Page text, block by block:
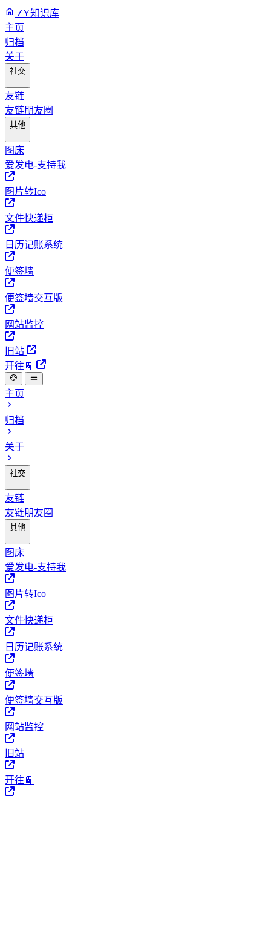
ZY知识库
主页
归档
关于
社交
友链
友链朋友圈
其他
图床
爱发电-支持我
图片转Ico
文件快递柜
日历记账系统
便签墙
便签墙交互版
网站监控
旧站
开往🚆
主页
归档
关于
社交
友链
友链朋友圈
其他
图床
爱发电-支持我
图片转Ico
文件快递柜
日历记账系统
便签墙
便签墙交互版
网站监控
旧站
开往🚆